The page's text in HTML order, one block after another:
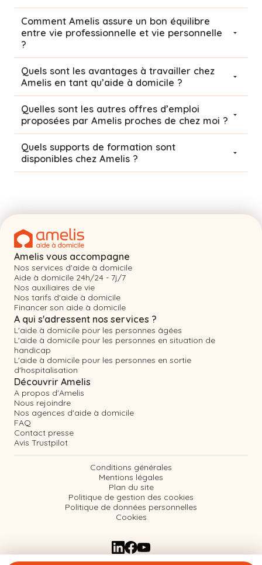
Comment Amelis assure un bon équilibre
entre vie professionnelle et vie personnelle
?
Quels sont les avantages à travailler chez
Amelis en tant qu’aide à domicile ?
Quelles sont les autres offres d’emploi
proposées par Amelis proches de chez moi ?
Quels supports de formation sont
disponibles chez Amelis ?
Amelis vous accompagne
Nos services d'aide à domicile
Aide à domicile 24h/24 - 7j/7
Nos auxiliaires de vie
Nos tarifs d'aide à domicile
Financer son aide à domicile
A qui s'adressent nos services ?
L'aide à domicile pour les personnes âgées
L'aide à domicile pour les personnes en situation de
handicap
L'aide à domicile pour les personnes en sortie
d'hospitalisation
Découvrir Amelis
A propos d'Amelis
Nous rejoindre
Nos agences d'aide à domicile
FAQ
Contact presse
Avis Trustpilot
Conditions générales
Mentions légales
Plan du site
Politique de gestion des cookies
Politique de données personnelles
Cookies